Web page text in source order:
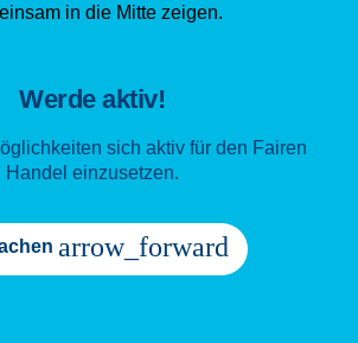
Werde aktiv!
sich aktiv für den Fairen
Handel einzusetzen.
arrow_forward